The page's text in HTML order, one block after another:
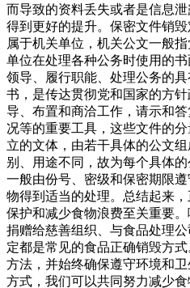
而导致的资料丢失或者是信息
得到更好的提升。保密文件销
属于机关单位，机关公文一般
单位在处理各种公务时使用的
领导、履行职能、处理公务的
书，是传达贯彻党和国家的方
导、布置和商洽工作，请示和
况等的重要工具，这些文件的
立的文体，由若干具体的公文
别、用途不同，故为每个具体
一般由份号、密级和保密期限
物得到适当的处理。总结起来
保护和减少食物浪费至关重要
捐赠给慈善组织、与食品处理
定都是常见的食品正确销毁方
方法，并始终确保遵守环境和
方式，我们可以共同努力减少